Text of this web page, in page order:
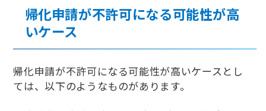
帰化申請が不許可になる可能性が高
いケース
帰化申請が不許可になる可能性が高いケースとし
ては、以下のようなものがあります。